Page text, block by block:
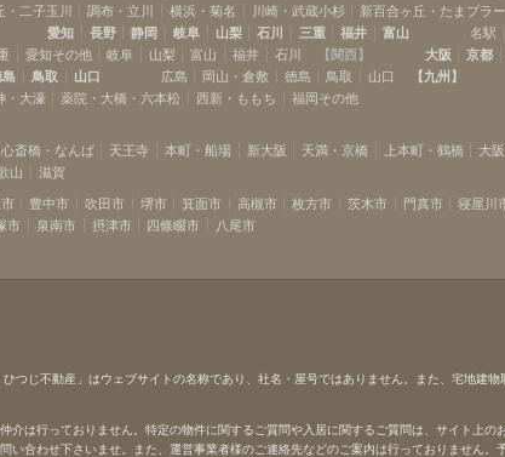
・二子玉川 調布・立川 横浜・菊名 川崎・武蔵小杉 新百合ヶ丘・たまプラ
愛知 長野 静岡 岐阜 山梨 石川 三重 福井 富山 名駅
愛知その他 岐阜 山梨 富山 福井 石川 【 関西】 大阪 京都
鳥取 山口 広島 岡山・倉敷 徳島 鳥取 山口 【九州 】
・大濠 薬院・大橋・六本松 西新・ももち 福岡その他
心斎橋・なんば 天王寺 本町・船場 新大阪 天満・京橋 上本町・鶴橋 大
山 滋賀
豊中市 吹田市 堺市 箕面市 高槻市 枚方市 茨木市 門真市 寝屋川
市 泉南市 摂津市 四條畷市 八尾市
ひつじ不動産」はウェブサイトの名称であり、社名・屋号ではありません。また、宅地建物
介は行っておりません。特定の物件に関するご質問や入居に関するご質問は、サイト上の
い合わせ下さいませ。また、運営事業者様のご連絡先などのご案内は行っておりません。